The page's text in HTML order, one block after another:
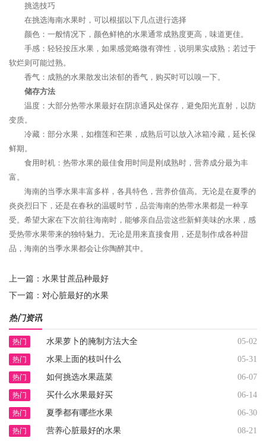
挑选技巧
在挑选海南水果时，可以根据以下几点进行选择
颜色：一般情况下，颜色鲜艳的水果通常成熟度更高，味道更佳。
手感：轻轻按压水果，如果感觉略微有弹性，说明果实成熟；若过于
软烂则可能过熟。
香气：成熟的水果散发出浓郁的香气，购买时可以嗅一下。
储存方法
温度：大部分热带水果最好在阴凉通风处保存，避免阳光直射，以防
变质。
冷藏：部分水果，如榴莲和芒果，成熟后可以放入冰箱冷藏，延长保
鲜期。
食用时机：热带水果的最佳食用时间是刚成熟时，营养成分最为丰
富。
海南的当季水果丰富多样，各具特色，营养价值高。无论是在夏季的
炎炎烈日下，还是在春秋的温暖时节，品尝海南的热带水果都是一种享
受。希望大家在下次前往海南时，能够亲自品尝这些新鲜美味的水果，感
受热带水果带来的独特魅力。无论是用来直接食用，还是制作成各种甜
品，海南的当季水果都会让你陶醉其中。
上一篇： 水果甘蔗品种最好
下一篇： 对心脏最好的水果
热门资讯
热门 水果萝卜的腌制方法大全 05-02
热门 水果上面的枝叫什么 05-31
热门 如何挑选水果蔬菜 06-07
热门 买什么水果最好买 06-14
热门 夏季都有哪些水果 06-30
热门 营养心脏最好的水果 08-21